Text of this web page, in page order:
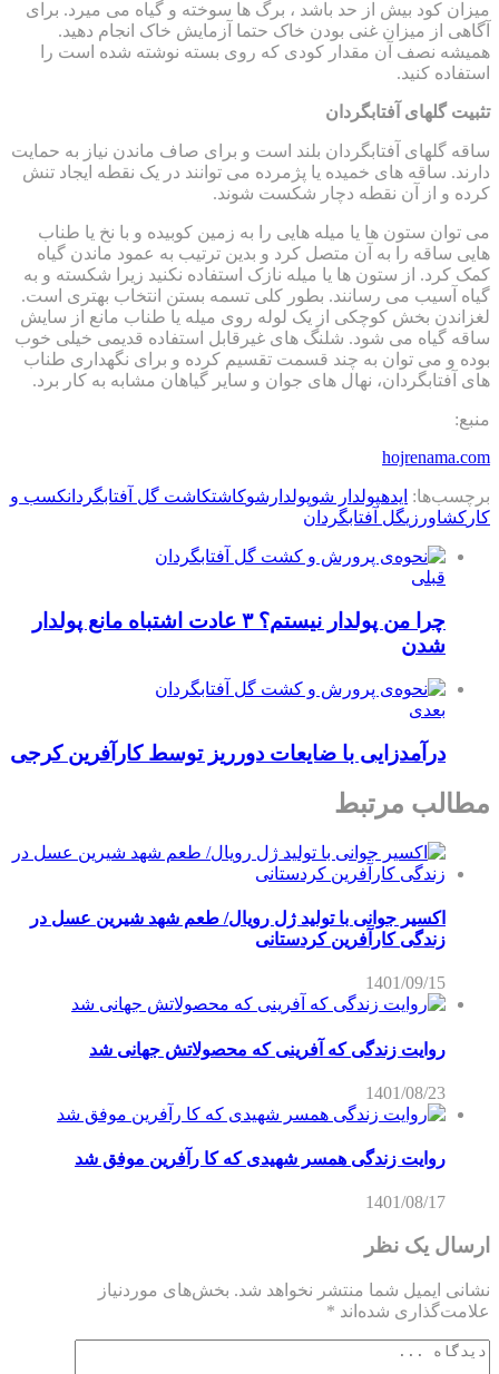
میزان کود بیش از حد باشد ، برگ ها سوخته و گیاه می میرد. برای
آگاهی از میزان غنی بودن خاک حتما آزمایش خاک انجام دهید.
همیشه نصف آن مقدار کودی که روی بسته نوشته شده است را
استفاده کنید.
تثبیت گلهای آفتابگردان
ساقه گلهای آفتابگردان بلند است و برای صاف ماندن نیاز به حمایت
دارند. ساقه های خمیده یا پژمرده می توانند در یک نقطه ایجاد تنش
کرده و از آن نقطه دچار شکست شوند.
می توان ستون ها یا میله هایی را به زمین کوبیده و با نخ یا طناب
هایی ساقه را به آن متصل کرد و بدین ترتیب به عمود ماندن گیاه
کمک کرد. از ستون ها یا میله نازک استفاده نکنید زیرا شکسته و به
گیاه آسیب می رسانند. بطور کلی تسمه بستن انتخاب بهتری است.
لغزاندن بخش کوچکی از یک لوله روی میله یا طناب مانع از سایش
ساقه گیاه می شود. شلنگ های غیرقابل استفاده قدیمی خیلی خوب
بوده و می توان به چند قسمت تقسیم کرده و برای نگهداری طناب
های آفتابگردان، نهال های جوان و سایر گیاهان مشابه به کار برد.
منبع:
hojrenama.com
برچسب‌ها: ایدهپولدار شوپولدارشوکاشتکاشت گل آفتابگردانکسب و
کار کشاورزیگل آفتابگردان
قبلی
چرا من پولدار نیستم؟ ۳ عادت اشتباه مانع پولدار
شدن
بعدی
درآمدزایی با ضایعات دورریز توسط کارآفرین کرجی
مطالب مرتبط
اکسیر جوانی با تولید ژل رویال/ طعم شهد شیرین عسل‌ در
زندگی کارآفرین کردستانی
1401/09/15
روایت زندگی که آفرینی که محصولاتش جهانی شد
1401/08/23
روایت زندگی همسر شهیدی که کا رآفرین موفق شد
1401/08/17
ارسال یک نظر
نشانی ایمیل شما منتشر نخواهد شد. بخش‌های موردنیاز
علامت‌گذاری شده‌اند *